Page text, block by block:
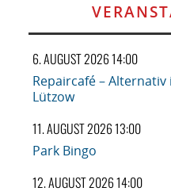
6. AUGUST 2026 14:00
Repaircafé –
Lützow
11. AUGUST 2026 13:00
Park Bingo
12. AUGUST 2026 14:00